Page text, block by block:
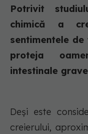
Potrivit
chimică a
sentimentele
proteja
intestinale
Deși este
creierului,